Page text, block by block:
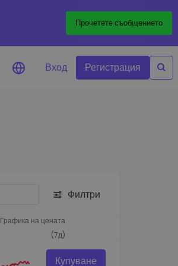
Прочетете съобщението
Вход Регистрация
Филтри
Графика на цената
(7д)
Купуване